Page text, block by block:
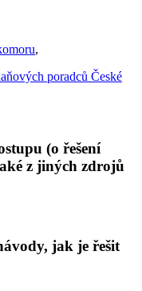
,
poradců České
(o řešení
z jiných zdrojů
jak je řešit